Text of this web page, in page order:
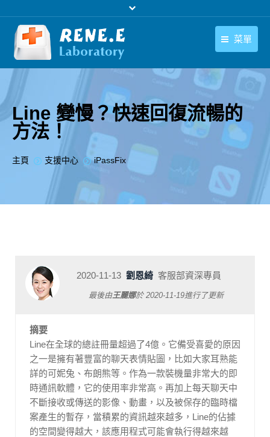
菜單
下載中心
聯絡我們
繁體中文
Line 變慢？快速回復流暢的
方法！
您在此处：
主頁 支援中心 iPassFix
2020-11-13 劉恩綺 客服部資深專員
最後由王麗娜於2020-11-19進行了更新
摘要
Line在全球的總註冊量超過了4億。它備受喜愛的原因
之一是擁有著豐富的聊天表情貼圖，比如大家耳熟能
詳的可妮兔、布朗熊等。作為一款裝機量非常大的即
時通訊軟體，它的使用率非常高。再加上每天聊天中
不斷接收或傳送的影像、動畫，以及被保存的臨時檔
案產生的暫存，當積累的資訊越來越多，Line的佔據
的空間變得越大，該應用程式可能會執行得越來越